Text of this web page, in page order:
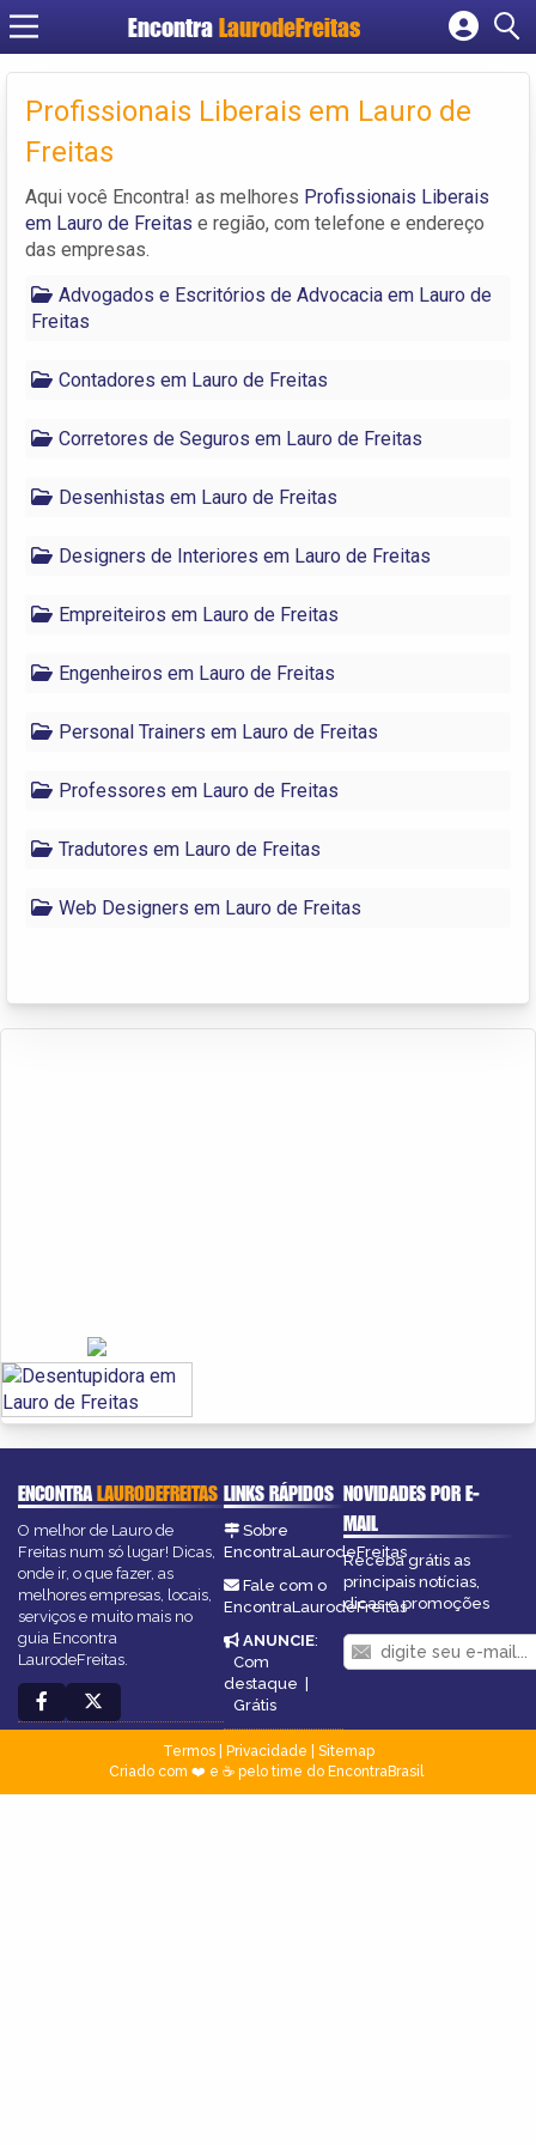
Encontra LaurodeFreitas
Fazer login
Profissionais Liberais em Lauro de
Freitas
Aqui você Encontra! as melhores Profissionais Liberais
em Lauro de Freitas e região, com telefone e endereço
das empresas.
Advogados e Escritórios de Advocacia em Lauro de
Freitas
Contadores em Lauro de Freitas
Corretores de Seguros em Lauro de Freitas
Desenhistas em Lauro de Freitas
Designers de Interiores em Lauro de Freitas
Empreiteiros em Lauro de Freitas
Engenheiros em Lauro de Freitas
Personal Trainers em Lauro de Freitas
Professores em Lauro de Freitas
Tradutores em Lauro de Freitas
Web Designers em Lauro de Freitas
ENCONTRALAURODEFREITAS
O melhor de Lauro de
Freitas num só lugar! Dicas,
onde ir, o que fazer, as
melhores empresas, locais,
serviços e muito mais no
guia Encontra
LaurodeFreitas.
LINKS RÁPIDOS
Sobre
EncontraLaurodeFreitas
Fale com o
EncontraLaurodeFreitas
ANUNCIE:
Com
destaque |
Grátis
NOVIDADES POR E-
MAIL
Receba grátis as
principais notícias,
dicas e promoções
Termos| Privacidade
Sitemap
Criado com ❤️ e ☕ pelo time do EncontraBrasil